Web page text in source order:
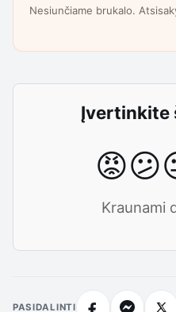
Nesiunčiame brukalo.
Įvertinkite
😡😕
Kraunami
PASIDALINTI